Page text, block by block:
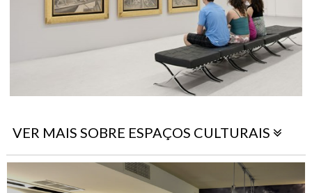
VER MAIS SOBRE ESPAÇOS CULTURAIS